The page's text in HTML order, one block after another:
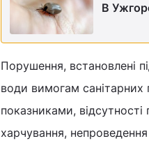
В
Порушення, встановлені
води вимогам санітарних
показниками,
харчування,